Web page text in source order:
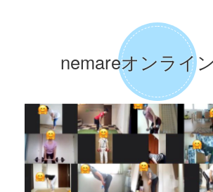
nemareオンライ